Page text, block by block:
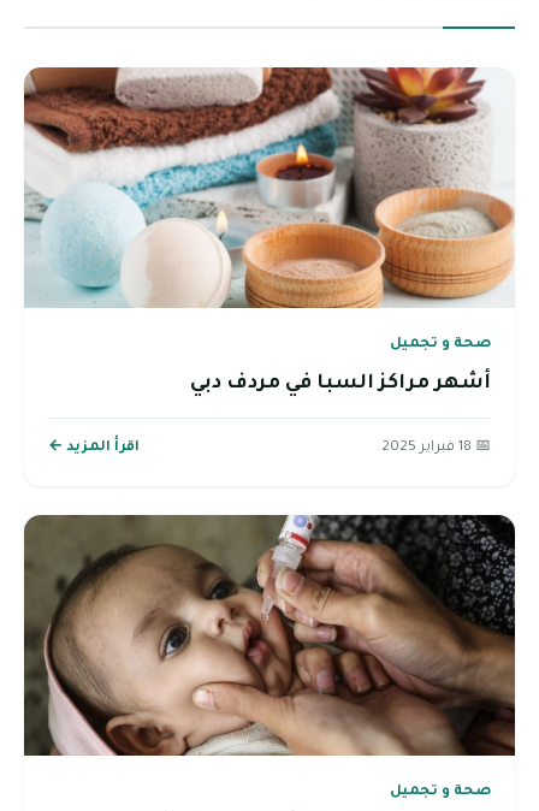
صحة و تجميل
أشهر مراكز السبا في مردف دبي
📅 18 فبراير 2025 اقرأ المزيد ←
صحة و تجميل